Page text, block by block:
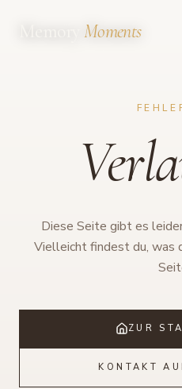
Moments
Diese Seite gibt es
Vielleicht findest du, was
ZUR
KONTAKT